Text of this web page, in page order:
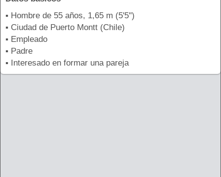
▪ Hombre de 55 años, 1,65 m (5'5'')
▪ Ciudad de Puerto Montt (Chile)
▪ Empleado
▪ Padre
▪ Interesado en formar una pareja